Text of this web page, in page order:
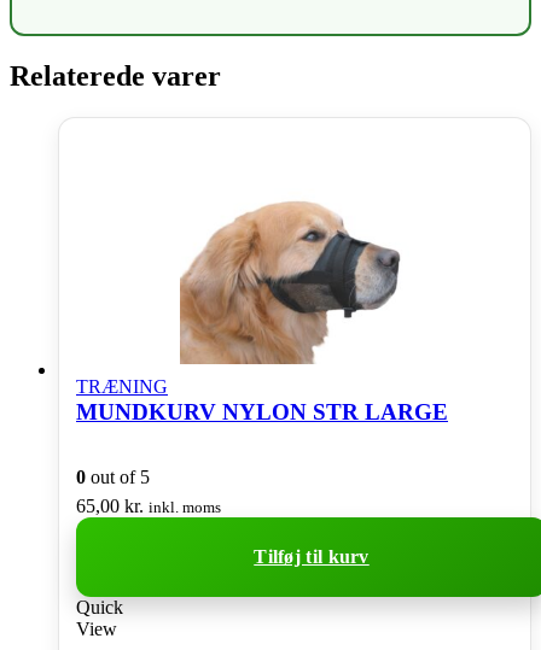
Relaterede varer
TRÆNING
MUNDKURV NYLON STR LARGE
0 out of 5
65,00 kr. inkl. moms
Tilføj til kurv
Quick
View